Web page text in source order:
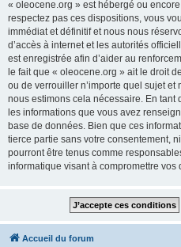
« oleocene.org » est hébergé ou
respectez pas ces dispositions, vous
immédiat et définitif et nous nous
d’accès à internet et les autorités
est enregistrée afin d’aider au
le fait que « oleocene.org » ait le droit
ou de verrouiller n’importe quel sujet et
nous estimons cela nécessaire. En tant
les informations que vous avez
base de données. Bien que ces
tierce partie sans votre consentement,
pourront être tenus comme
informatique visant à compromettre vos
Accueil du forum